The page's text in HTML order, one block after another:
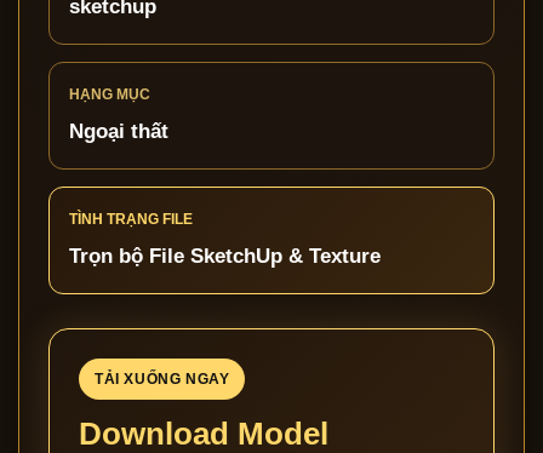
sketchup
HẠNG MỤC
Ngoại thất
TÌNH TRẠNG FILE
Trọn bộ File SketchUp & Texture
TẢI XUỐNG NGAY
Download Model